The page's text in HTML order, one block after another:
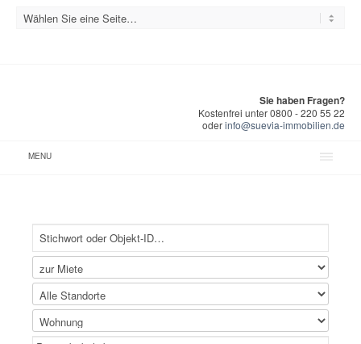
Sie haben Fragen?
Kostenfrei unter 0800 - 220 55 22
oderinfo@suevia-immobilien.de
MENU